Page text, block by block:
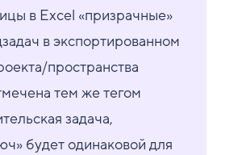
в Excel «призрачные»
в экспортированном
пространства
тем же тегом
задача,
будет одинаковой для